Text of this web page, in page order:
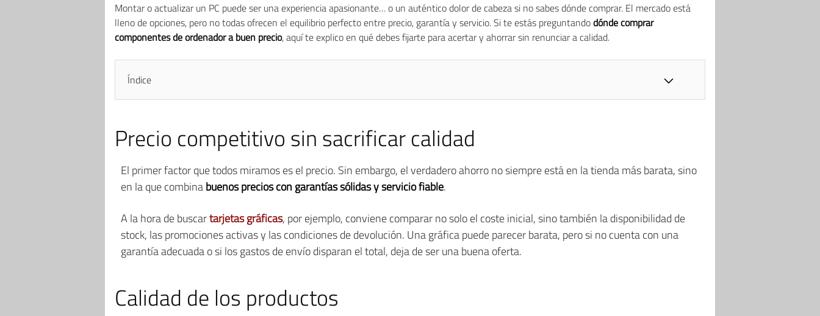
Montar o actualizar un PC puede ser una experiencia apasionante… o un auténtico dolor de cabeza si no sabes dónde comprar. El mercado está
lleno de opciones, pero no todas ofrecen el equilibrio perfecto entre precio, garantía y servicio. Si te estás preguntandodónde comprar
componentes de ordenador a buen precio, aquí te explico en qué debes fijarte para acertar y ahorrar sin renunciar a calidad.
Índice
Precio competitivo sin sacrificar calidad
El primer factor que todos miramos es el precio. Sin embargo, el verdadero ahorro no siempre está en la tienda más barata, sino
en la que combinabuenos precios con garantías sólidas y servicio fiable.
A la hora de buscartarjetas gráficas, por ejemplo, conviene comparar no solo el coste inicial, sino también la disponibilidad de
stock, las promociones activas y las condiciones de devolución. Una gráfica puede parecer barata, pero si no cuenta con una
garantía adecuada o si los gastos de envío disparan el total, deja de ser una buena oferta.
Calidad de los productos